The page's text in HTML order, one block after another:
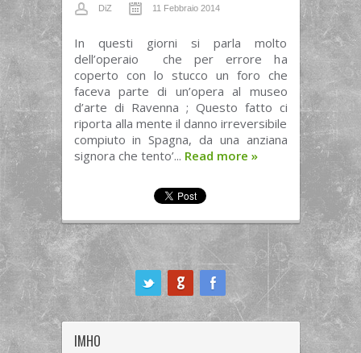
DiZ 11 Febbraio 2014
In questi giorni si parla molto
dell’operaio che per errore ha
coperto con lo stucco un foro che
faceva parte di un’opera al museo
d’arte di Ravenna ; Questo fatto ci
riporta alla mente il danno irreversibile
compiuto in Spagna, da una anziana
signora che tento’... Read more »
IMHO